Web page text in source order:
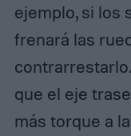
ejemplo, si los
frenará las
que el eje
más torque a